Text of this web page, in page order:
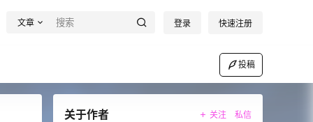
文章 登录 快速注册
投稿
关于作者 关注 私信